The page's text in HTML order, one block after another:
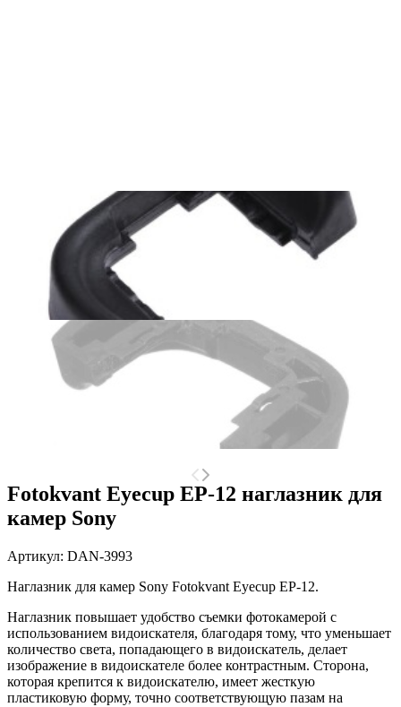
Fotokvant Eyecup EP-12 наглазник для
камер Sony
Артикул: DAN-3993
Наглазник для камер Sony Fotokvant Eyecup EP-12.
Наглазник повышает удобство съемки фотокамерой с
использованием видоискателя, благодаря тому, что уменьшает
количество света, попадающего в видоискатель, делает
изображение в видоискателе более контрастным. Сторона,
которая крепится к видоискателю, имеет жесткую
пластиковую форму, точно соответствующую пазам на